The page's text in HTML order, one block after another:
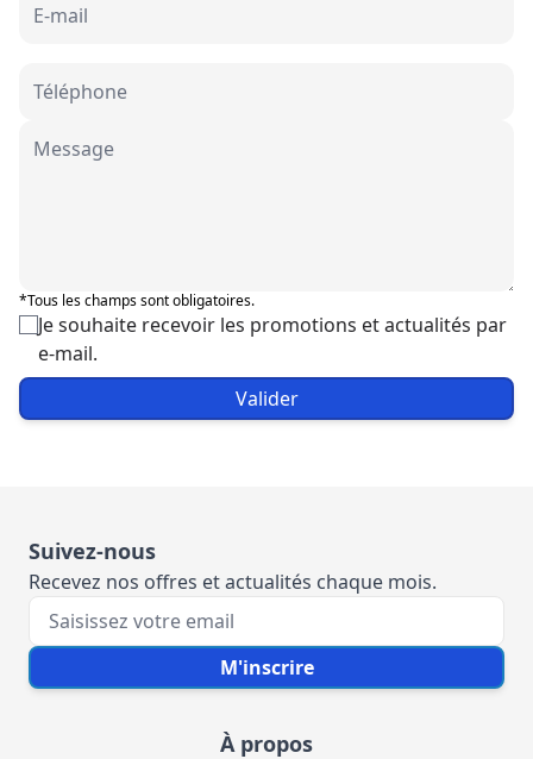
*Tous les champs sont obligatoires.
Je souhaite recevoir les promotions et actualités par
e-mail.
Valider
Suivez-nous
Recevez nos offres et actualités chaque mois.
Votre e-mail M'inscrire
À propos